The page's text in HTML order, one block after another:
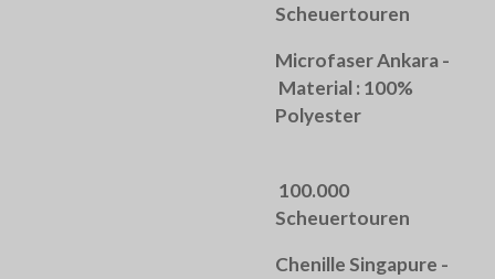
Scheuertouren
Microfaser Ankara -
Material : 100%
Polyester
100.000
Scheuertouren
Chenille Singapure -